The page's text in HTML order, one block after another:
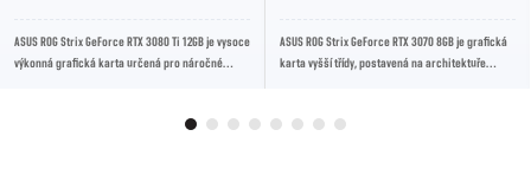
ASUS ROG Strix GeForce RTX 3080 Ti 12GB je vysoce
výkonná grafická karta určená pro náročné
ASUS ROG Strix GeForce RTX 3070 8GB je grafická
karta vyšší třídy, postavená na architektuře